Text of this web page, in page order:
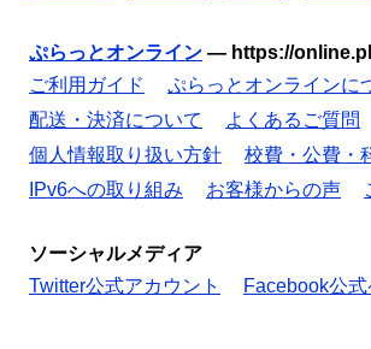
ぷらっとオンライン — https://
ご利用ガイド
ぷらっとオンラインに
配送・決済について
よくあるご質問
個人情報取り扱い方針
校費・公費・
IPv6への取り組み
お客様からの声
ソーシャルメディア
Twitter公式アカウント
Facebook公